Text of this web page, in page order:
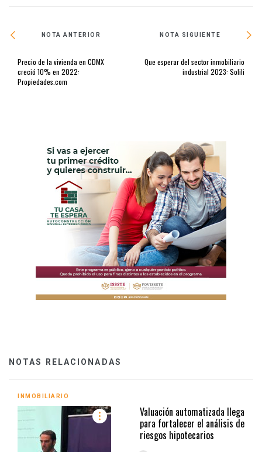
NOTA ANTERIOR
Precio de la vivienda en CDMX
creció 10% en 2022:
Propiedades.com
NOTA SIGUIENTE
Que esperar del sector inmobiliario
industrial 2023: Solili
NOTAS RELACIONADAS
INMOBILIARIO
Valuación automatizada llega
para fortalecer el análisis de
riesgos hipotecarios